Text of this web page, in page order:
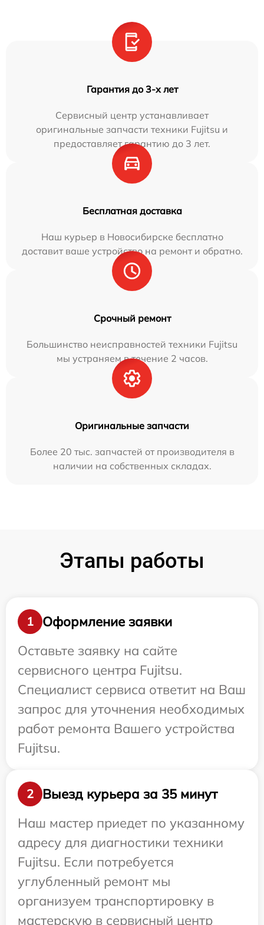
Гарантия до 3-х лет
Сервисный центр устанавливает
оригинальные запчасти техники Fujitsu и
предоставляет гарантию до 3 лет.
Бесплатная доставка
Наш курьер в Новосибирске бесплатно
доставит ваше устройство на ремонт и обратно.
Срочный ремонт
Большинство неисправностей техники Fujitsu
мы устраняем в течение 2 часов.
Оригинальные запчасти
Более 20 тыс. запчастей от производителя в
наличии на собственных складах.
Этапы работы
1
Оформление заявки
Оставьте заявку на сайте
сервисного центра Fujitsu.
Специалист сервиса ответит на Ваш
запрос для уточнения необходимых
работ ремонта Вашего устройства
Fujitsu.
2
Выезд курьера за 35 минут
Наш мастер приедет по указанному
адресу для диагностики техники
Fujitsu. Если потребуется
углубленный ремонт мы
организуем транспортировку в
мастерскую в сервисный центр